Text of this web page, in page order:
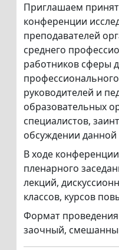
Приглашаем
конференции
преподавателей
среднего
работников сферы
руководителей и
образовательных
специалистов,
обсуждении
В ходе
пленарного
лекций,
классов, курсов
Формат
заочный,